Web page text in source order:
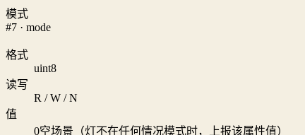
模式
#7 · mode
格式
uint8
读写
R / W / N
值
0空场景（灯不在任何情况模式时，上报该属性值）